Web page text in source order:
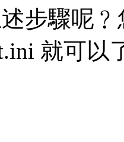
步驟呢
就可以